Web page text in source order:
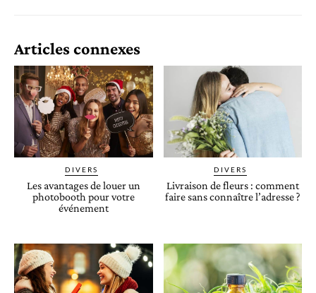
Articles connexes
DIVERS
Les avantages de louer un
photobooth pour votre
événement
DIVERS
Livraison de fleurs : comment
faire sans connaître l’adresse ?